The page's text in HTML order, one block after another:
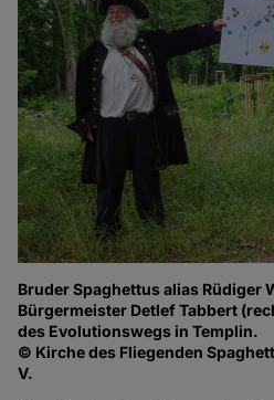
Bruder Spaghettus alias Rüdiger
Bürgermeister Detlef Tabbert
des Evolutionswegs in Templin.
© Kirche des Fliegenden
V.